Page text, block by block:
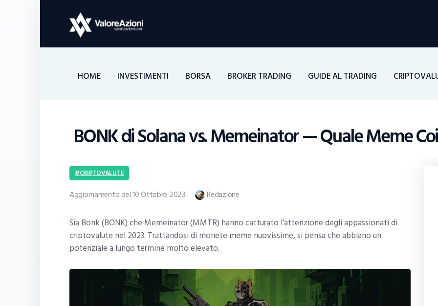
HOME INVESTIMENTI BORSA BROKER TRADING GUIDE AL TRADING
BONK di Solana vs. Memeinator — Quale Meme
Investimenti
Borsa
Guide Al Trading
CRIPTOVALUTE
Aggiornamento del 10 Ottobre 2023 Redazione
Sia Bonk (BONK) che Memeinator (MMTR) hanno catturato l’attenzione degli appassionati di
criptovalute nel 2023. Trattandosi di monete meme nuovissime, si pensa che abbiano un
potenziale a lungo termine molto elevato.